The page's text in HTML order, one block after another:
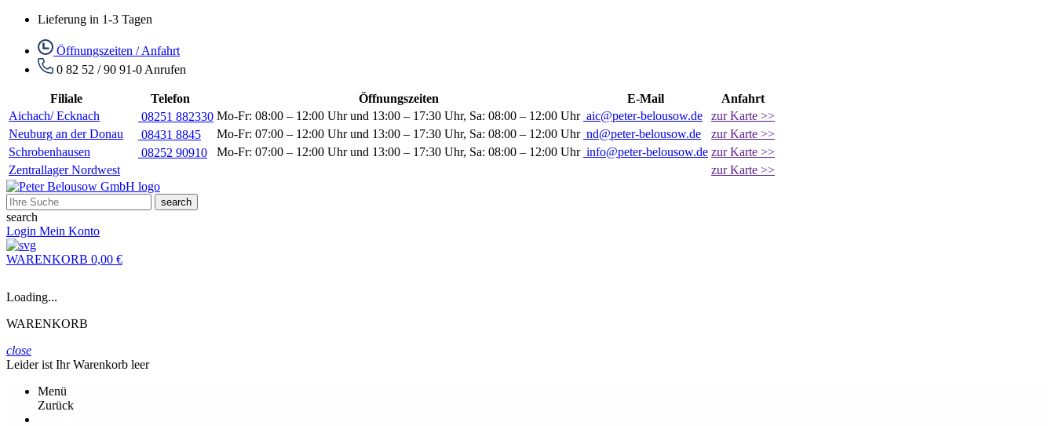
Lieferung in 1-3 Tagen
Öffnungszeiten / Anfahrt
0 82 52 / 90 91-0 Anrufen
Filiale Telefon Öffnungszeiten E-Mail
Anfahrt
Aichach/ Ecknach
08251 882330 Mo-Fr: 08:00 – 12:00 Uhr und 13:00 – 17:30 Uhr, Sa: 08:00 – 12:00 Uhr aic@peter-belousow.de
zur Karte >>
Neuburg an der Donau
08431 8845 Mo-Fr: 07:00 – 12:00 Uhr und 13:00 – 17:30 Uhr, Sa: 08:00 – 12:00 Uhr nd@peter-belousow.de
zur Karte >>
Schrobenhausen
08252 90910 Mo-Fr: 07:00 – 12:00 Uhr und 13:00 – 17:30 Uhr, Sa: 08:00 – 12:00 Uhr info@peter-belousow.de zur Karte >>
Zentrallager Nordwest
zur Karte >>
search
search
Login Mein Konto
WARENKORB 0,00 €
Loading...
WARENKORB
close
Leider ist Ihr Warenkorb leer
Menü
Zurück